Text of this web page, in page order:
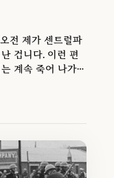
전 제가 센트럴파
겁니다. 이런 편
계속 죽어 나가는